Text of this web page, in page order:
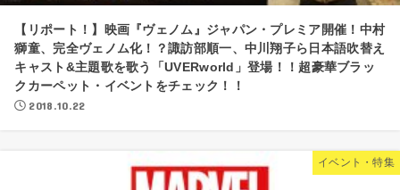
【リポート！】映画『ヴェノム』ジャパン・プレミア開催！中村
獅童、完全ヴェノム化！？諏訪部順一、中川翔子ら日本語吹替え
キャスト&主題歌を歌う「UVERworld」登場！！超豪華ブラッ
クカーペット・イベントをチェック！！
2018.10.22
イベント・特集